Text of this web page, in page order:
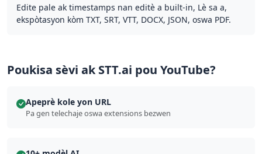
Edite pale ak timestamps nan editè a built-in, Lè sa a,
ekspòtasyon kòm TXT, SRT, VTT, DOCX, JSON, oswa PDF.
Poukisa sèvi ak STT.ai pou YouTube?
Apeprè kole yon URL
Pa gen telechaje oswa extensions bezwen